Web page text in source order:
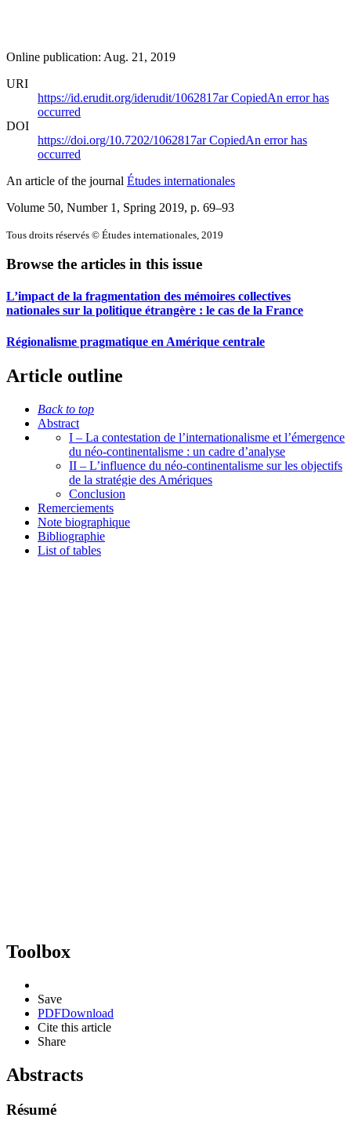
Online publication: Aug. 21, 2019
URI
https://id.erudit.org/iderudit/1062817arCopiedAn error has
occurred
DOI
https://doi.org/10.7202/1062817arCopiedAn error has
occurred
An article of the journal Études internationales
Volume 50, Number 1, Spring 2019, p. 69–93
Tous droits réservés © Études internationales, 2019
Browse the articles in this issue
L’impact de la fragmentation des mémoires collectives
nationales sur la politique étrangère : le cas de la France
Régionalisme pragmatique en Amérique centrale
Article outline
Back to top
Abstract
I – La contestation de l’internationalisme et l’émergence
du néo-continentalisme : un cadre d’analyse
II – L’influence du néo-continentalisme sur les objectifs
de la stratégie des Amériques
Conclusion
Remerciements
Note biographique
Bibliographie
List of tables
Toolbox
Save
PDFDownload
Cite this article
Share
Abstracts
Résumé